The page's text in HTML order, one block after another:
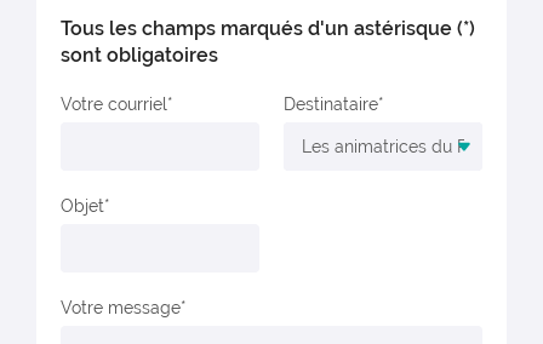
Tous les champs marqués d'un astérisque (*)
sont obligatoires
Votre courriel Destinataire
Objet
Votre message